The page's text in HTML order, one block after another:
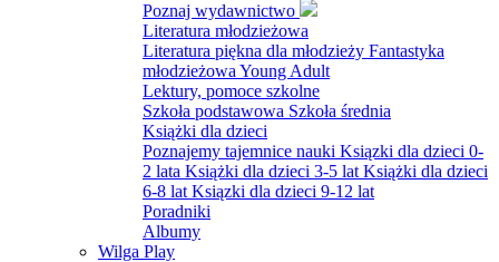
Poznaj wydawnictwo
Literatura młodzieżowa
Literatura piękna dla młodzieży Fantastyka
młodzieżowa Young Adult
Lektury, pomoce szkolne
Szkoła podstawowa Szkoła średnia
Książki dla dzieci
Poznajemy tajemnice nauki Ksiązki dla dzieci 0-
2 lata Książki dla dzieci 3-5 lat Książki dla dzieci
6-8 lat Ksiązki dla dzieci 9-12 lat
Poradniki
Albumy
Wilga Play